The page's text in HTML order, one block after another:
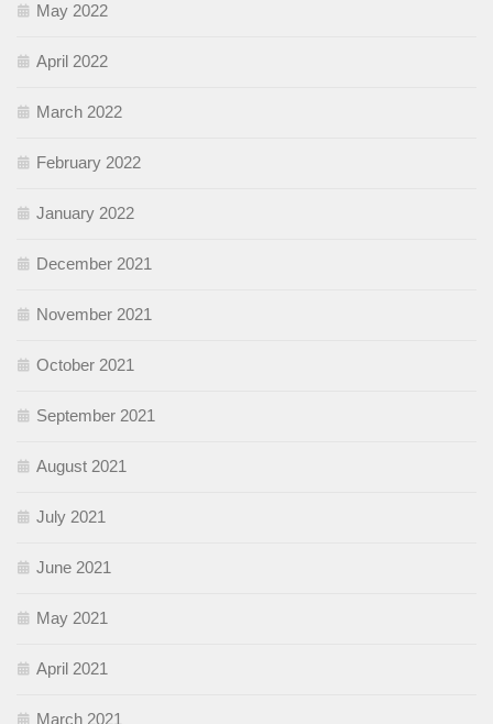
May 2022
April 2022
March 2022
February 2022
January 2022
December 2021
November 2021
October 2021
September 2021
August 2021
July 2021
June 2021
May 2021
April 2021
March 2021